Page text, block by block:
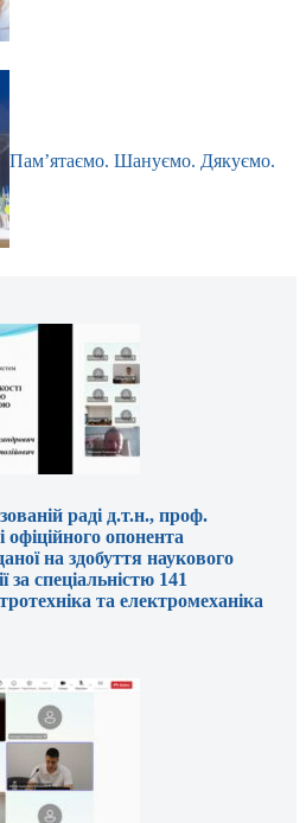
Пам’ятаємо. Шануємо. Дякуємо.
раді д.т.н., проф.
опонента
на здобуття наукового
за спеціальністю 141
та електромеханіка